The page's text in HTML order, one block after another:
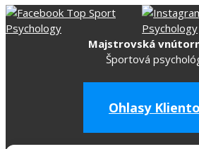
Majstrovská
Športová
Ohlasy